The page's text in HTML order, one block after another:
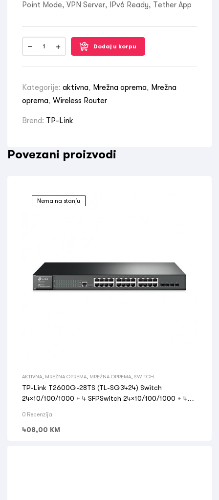
Point Mode, VPN Server, IPv6 Ready, Tether App
Dodaj u korpu
Kategorije: aktivna, Mrežna oprema, Mrežna
oprema, Wireless Router
Brend: TP-Link
Povezani proizvodi
Nema na stanju
AKTIVNA MREŽNA OPREMA MREŽNA OPREMA SWITCH
TP-Link T2600G-28TS (TL-SG3424) Switch
24×10/100/1000 + 4 SFPSwitch 24×10/100/1000 + 4
0 Recenzija
408,00 KM